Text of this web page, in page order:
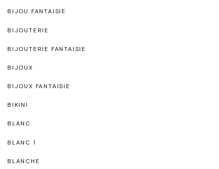
BIJOU FANTAISIE
BIJOUTERIE
BIJOUTERIE FANTAISIE
BIJOUX
BIJOUX FANTAISIE
BIKINI
BLANC
BLANC 1
BLANCHE